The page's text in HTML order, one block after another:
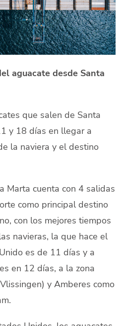
aguacate desde Santa
que salen de Santa
y 18 días en llegar a
la naviera y el destino
Marta cuenta con 4 salidas
como principal destino
con los mejores tiempos
navieras, la que hace el
es de 11 días y a
en 12 días, a la zona
y Amberes como